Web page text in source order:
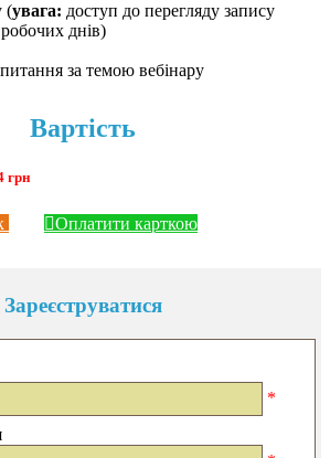
(увага: доступ до перегляду запису
днів)
за темою вебінару
Вартість
грн
Оплатити карткою
Зареєструватися
*